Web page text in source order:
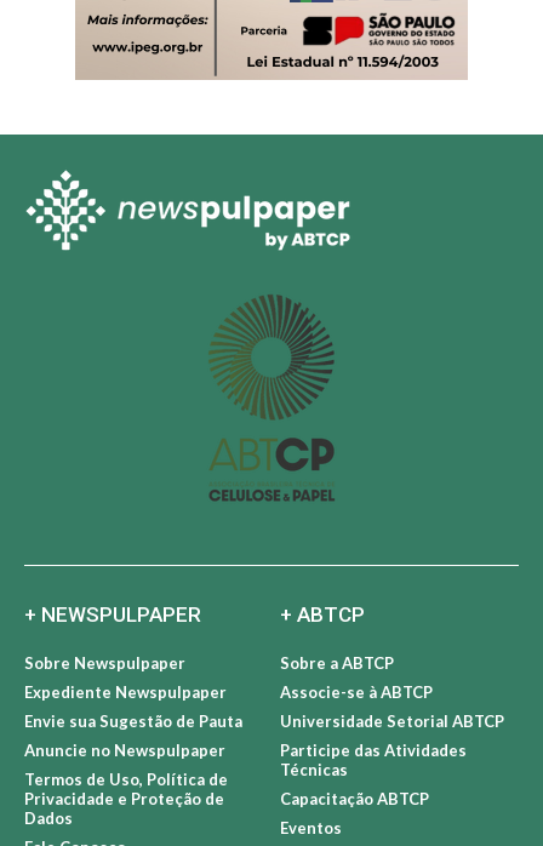
+ NEWSPULPAPER
Sobre Newspulpaper
Expediente Newspulpaper
Envie sua Sugestão de Pauta
Anuncie no Newspulpaper
Termos de Uso, Política de
Privacidade e Proteção de
Dados
+ ABTCP
Sobre a ABTCP
Associe-se à ABTCP
Universidade Setorial ABTCP
Participe das Atividades
Técnicas
Capacitação ABTCP
Eventos